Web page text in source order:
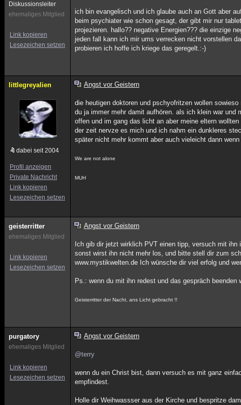
Diskussionsleiter
ehemaliges Mitglied
Link kopieren
Lesezeichen setzen
ich bin evangelisch und ich glaube auch an Gott aber
beim psychiater wie schon gesagt, der gibt mir nur
projezieren. hallo?? negative Energien??? die einzige
jeden fall kann ich mir ums verrecken nicht vorstellen
probieren ich hoffe ich kriege das geregelt.:-)
littlegreyalien
dabei seit 2004
Profil anzeigen
Private Nachricht
Link kopieren
Lesezeichen setzen
Angst vor Geistern
die heutigen doktoren und pschyofritzen wollen
du ja immer mehr damit aufhören. als ich klein war
offen und im gang das licht an aber meine eltern
der zeit nervze es mich und ich nahm ein dunkleres
später nicht mehr kommt aber auch vieleicht dann
We are not alone
MUH
geisterritter
ehemaliges Mitglied
Link kopieren
Lesezeichen setzen
Angst vor Geistern
Ich gib dir jetzt wirklich PVT einen tipp, versuch mit
sonst wirst ihn nicht mehr los, und bitte stell dir zum
www.mystikwelten.de Ich wünsche dir viel erfolg und
Ps.: wenn du mit ihn redest und das gespräch
Geisterritter der Nacht, ans Licht gebracht !!
purgatory
ehemaliges Mitglied
Link kopieren
Lesezeichen setzen
Angst vor Geistern
@terry
wenn du ein Christ bist, dann versuch es mit ganz
empfindest.
Holle dir Weihwassser aus der Kirche und bespritze